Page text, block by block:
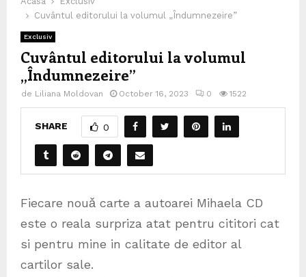
Cuvântul editorului la volumul „Îndumnezeire”
Exclusiv
Cuvântul editorului la volumul
„Îndumnezeire”
de Liliana Moldovan October 16, 2023 0 1522
SHARE 0
Fiecare nouǎ carte a autoarei Mihaela CD
este o reala surpriza atat pentru cititori cat
si pentru mine in calitate de editor al
cartilor sale.